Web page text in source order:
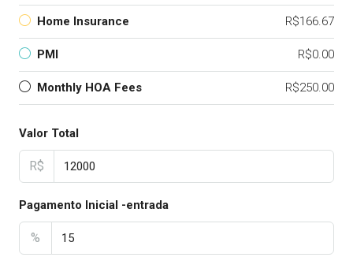
Home Insurance R$166.67
PMI R$0.00
Monthly HOA Fees R$250.00
Valor Total
R$
Pagamento Inicial -entrada
%